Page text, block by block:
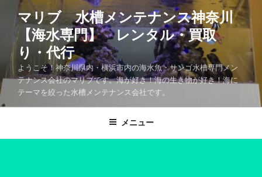
マリブ 水槽メンテナンス神奈川
【海水専門】 レンタル・買取
り・代行
ようこそ！神奈川県内・横浜市内の海水魚・サンゴ水槽専門メン
テナンス会社のマリブです。海が好き！海の生き物が好き！海に
テーマを絞った水槽メンテナンス会社です。
メニュー